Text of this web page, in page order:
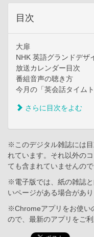
目次
大扉
NHK 英語グランドデザ
放送カレンダー目次
番組音声の聴き方
今月の「英会話タイムト
さらに目次をよむ
※このデジタル雑誌には
れています。それ以外の
ても含まれていませんので
※電子版では、紙の雑誌
いページがある場合があり
※Chromeアプリをお使い
ので、最新のアプリをご利